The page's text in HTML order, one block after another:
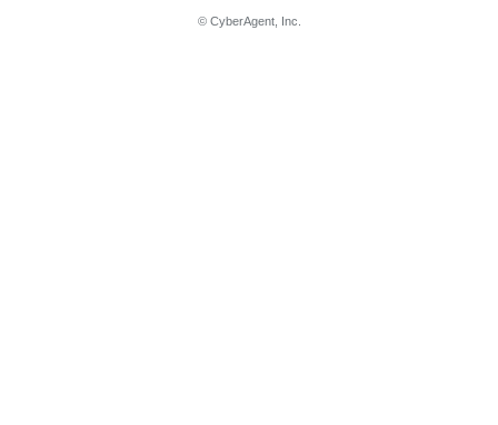
© CyberAgent, Inc.